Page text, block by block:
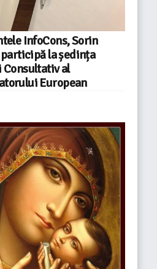
InfoCons, Sorin
la ședința
Consultativ al
European